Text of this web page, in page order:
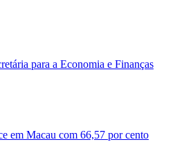
para a Economia e Finanças
em Macau com 66,57 por cento